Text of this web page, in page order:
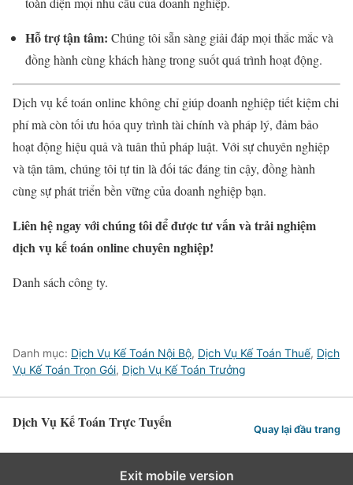
Hỗ trợ tận tâm: Chúng tôi sẵn sàng giải đáp mọi thắc mắc và
đồng hành cùng khách hàng trong suốt quá trình hoạt động.
Dịch vụ kế toán online không chỉ giúp doanh nghiệp tiết kiệm chi
phí mà còn tối ưu hóa quy trình tài chính và pháp lý, đảm bảo
hoạt động hiệu quả và tuân thủ pháp luật. Với sự chuyên nghiệp
và tận tâm, chúng tôi tự tin là đối tác đáng tin cậy, đồng hành
cùng sự phát triển bền vững của doanh nghiệp bạn.
Liên hệ ngay với chúng tôi để được tư vấn và trải nghiệm
dịch vụ kế toán online chuyên nghiệp!
Danh sách công ty.
Danh mục: Dịch Vụ Kế Toán Nội Bộ, Dịch Vụ Kế Toán Thuế, Dịch
Vụ Kế Toán Trọn Gói, Dịch Vụ Kế Toán Trưởng
Dịch Vụ Kế Toán Trực Tuyến Quay lại đầu trang
Exit mobile version